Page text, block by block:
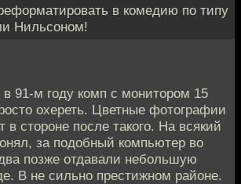
в комедию по типу
Нильсоном!
91-м году комп с монитором 15
охереть. Цветные фотографии
в стороне после такого. На всякий
за подобный компьютер во
позже отдавали небольшую
В не сильно престижном районе.